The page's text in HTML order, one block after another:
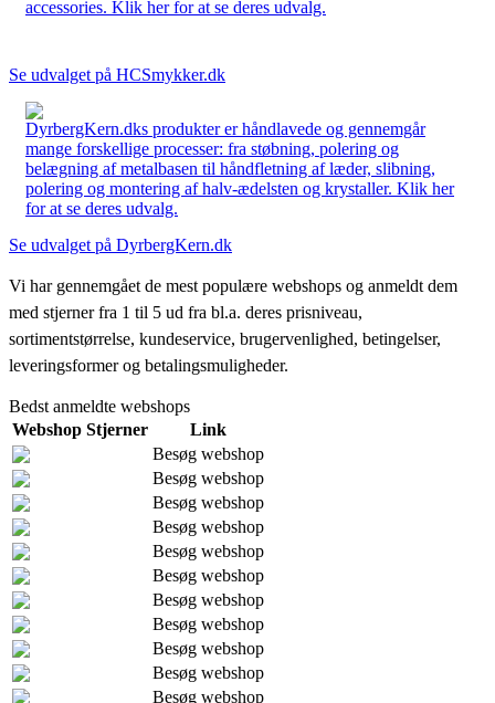
accessories. Klik her for at se deres udvalg.
Se udvalget på HCSmykker.dk
DyrbergKern.dks produkter er håndlavede og gennemgår
mange forskellige processer: fra støbning, polering og
belægning af metalbasen til håndfletning af læder, slibning,
polering og montering af halv-ædelsten og krystaller. Klik her
for at se deres udvalg.
Se udvalget på DyrbergKern.dk
Vi har gennemgået de mest populære webshops og anmeldt dem
med stjerner fra 1 til 5 ud fra bl.a. deres prisniveau,
sortimentstørrelse, kundeservice, brugervenlighed, betingelser,
leveringsformer og betalingsmuligheder.
Bedst anmeldte webshops
Webshop Stjerner
Link
Besøg webshop
Besøg webshop
Besøg webshop
Besøg webshop
Besøg webshop
Besøg webshop
Besøg webshop
Besøg webshop
Besøg webshop
Besøg webshop
Besøg webshop